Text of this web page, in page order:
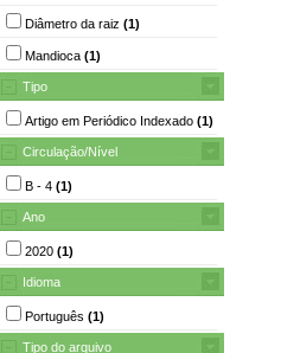
Diâmetro da raiz (1)
Mandioca (1)
Tipo
Artigo em Periódico Indexado (1)
Circulação/Nível
B - 4 (1)
Ano
2020 (1)
Idioma
Português (1)
Tipo do arquivo